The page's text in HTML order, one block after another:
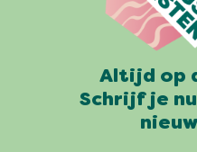
Altijd op
Schrijf je